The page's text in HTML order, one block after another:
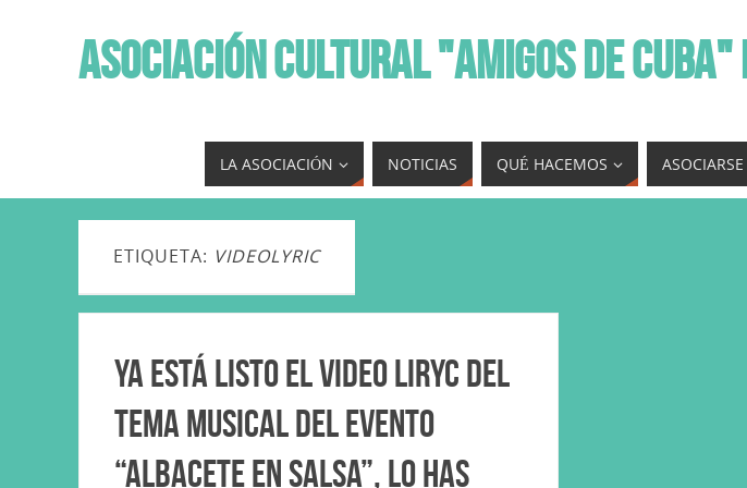
ASOCIACIÓN CULTURAL "AMIGOS DE
LA ASOCIACIÓN NOTICIAS QUÉ HACEMOS ASOCIARSE
ETIQUETA: VIDEOLYRIC
Ya está listo el Video Liryc del
tema musical del evento
“Albacete en Salsa”, lo has